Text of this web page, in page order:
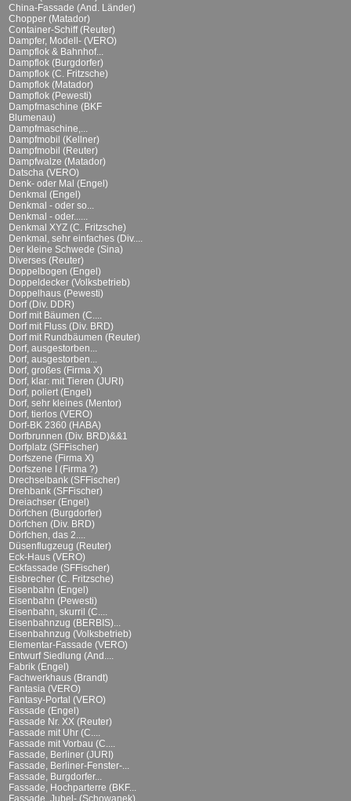
China-Fassade (And. Länder)
Chopper (Matador)
Container-Schiff (Reuter)
Dampfer, Modell- (VERO)
Dampflok & Bahnhof...
Dampflok (Burgdorfer)
Dampflok (C. Fritzsche)
Dampflok (Matador)
Dampflok (Pewesti)
Dampfmaschine (BKF
Blumenau)
Dampfmaschine,...
Dampfmobil (Kellner)
Dampfmobil (Reuter)
Dampfwalze (Matador)
Datscha (VERO)
Denk- oder Mal (Engel)
Denkmal (Engel)
Denkmal - oder so...
Denkmal - oder......
Denkmal XYZ (C. Fritzsche)
Denkmal, sehr einfaches (Div....
Der kleine Schwede (Sina)
Diverses (Reuter)
Doppelbogen (Engel)
Doppeldecker (Volksbetrieb)
Doppelhaus (Pewesti)
Dorf (Div. DDR)
Dorf mit Bäumen (C....
Dorf mit Fluss (Div. BRD)
Dorf mit Rundbäumen (Reuter)
Dorf, ausgestorben...
Dorf, ausgestorben...
Dorf, großes (Firma X)
Dorf, klar: mit Tieren (JURI)
Dorf, poliert (Engel)
Dorf, sehr kleines (Mentor)
Dorf, tierlos (VERO)
Dorf-BK 2360 (HABA)
Dorfbrunnen (Div. BRD)&&1
Dorfplatz (SFFischer)
Dorfszene (Firma X)
Dorfszene I (Firma ?)
Drechselbank (SFFischer)
Drehbank (SFFischer)
Dreiachser (Engel)
Dörfchen (Burgdorfer)
Dörfchen (Div. BRD)
Dörfchen, das 2....
Düsenflugzeug (Reuter)
Eck-Haus (VERO)
Eckfassade (SFFischer)
Eisbrecher (C. Fritzsche)
Eisenbahn (Engel)
Eisenbahn (Pewesti)
Eisenbahn, skurril (C....
Eisenbahnzug (BERBIS)...
Eisenbahnzug (Volksbetrieb)
Elementar-Fassade (VERO)
Entwurf Siedlung (And....
Fabrik (Engel)
Fachwerkhaus (Brandt)
Fantasia (VERO)
Fantasy-Portal (VERO)
Fassade (Engel)
Fassade Nr. XX (Reuter)
Fassade mit Uhr (C....
Fassade mit Vorbau (C....
Fassade, Berliner (JURI)
Fassade, Berliner-Fenster-...
Fassade, Burgdorfer...
Fassade, Hochparterre (BKF...
Fassade, Jubel- (Schowanek)